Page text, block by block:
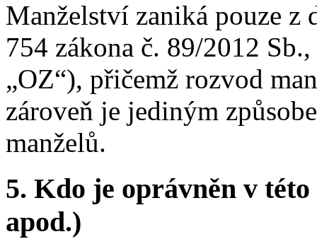
Manželství zaniká pouze z
754 zákona č. 89/2012
„OZ“), přičemž rozvod
zároveň je jediným
manželů.
5. Kdo je oprávněn v
apod.)